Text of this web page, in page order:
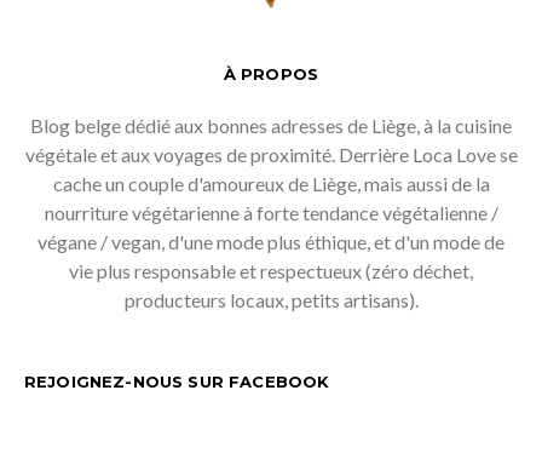
À PROPOS
Blog belge dédié aux bonnes adresses de Liège, à la cuisine
végétale et aux voyages de proximité. Derrière Loca Love se
cache un couple d'amoureux de Liège, mais aussi de la
nourriture végétarienne à forte tendance végétalienne /
végane / vegan, d'une mode plus éthique, et d'un mode de
vie plus responsable et respectueux (zéro déchet,
producteurs locaux, petits artisans).
REJOIGNEZ-NOUS SUR FACEBOOK